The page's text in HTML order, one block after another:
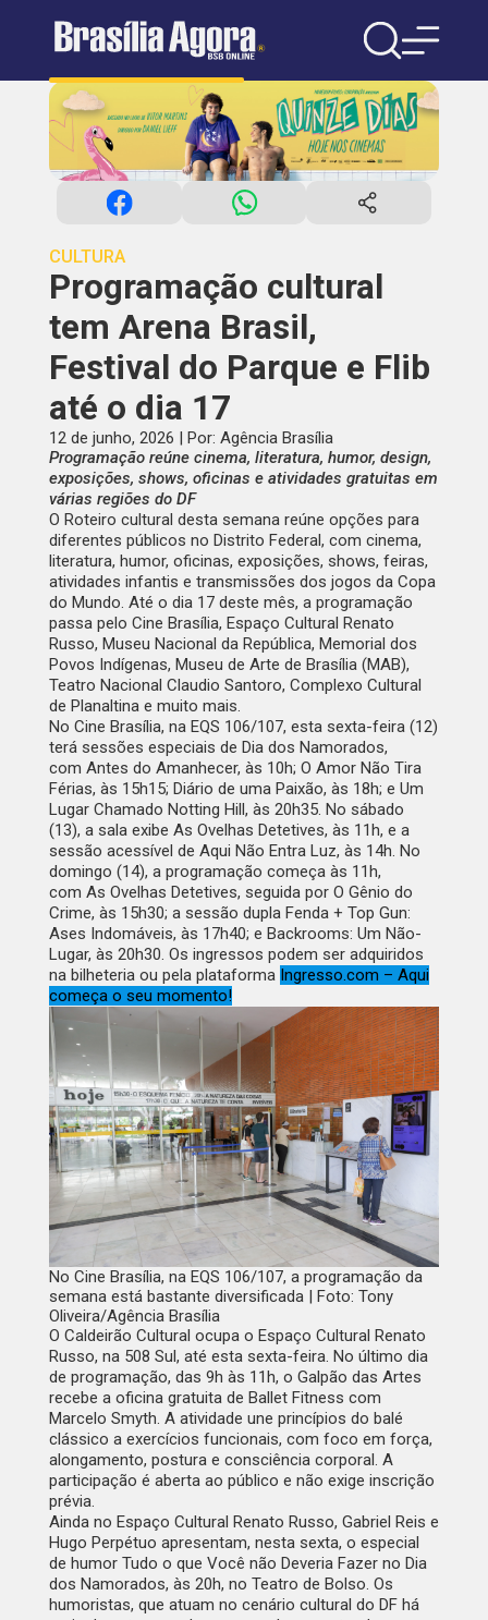
CULTURA
Programação cultural
tem Arena Brasil,
Festival do Parque e Flib
até o dia 17
12 de junho, 2026 | Por: Agência Brasília
Programação reúne cinema, literatura, humor, design,
exposições, shows, oficinas e atividades gratuitas em
várias regiões do DF
O Roteiro cultural desta semana reúne opções para
diferentes públicos no Distrito Federal, com cinema,
literatura, humor, oficinas, exposições, shows, feiras,
atividades infantis e transmissões dos jogos da Copa
do Mundo. Até o dia 17 deste mês, a programação
passa pelo Cine Brasília, Espaço Cultural Renato
Russo, Museu Nacional da República, Memorial dos
Povos Indígenas, Museu de Arte de Brasília (MAB),
Teatro Nacional Claudio Santoro, Complexo Cultural
de Planaltina e muito mais.
No Cine Brasília, na EQS 106/107, esta sexta-feira (12)
terá sessões especiais de Dia dos Namorados,
com Antes do Amanhecer, às 10h; O Amor Não Tira
Férias, às 15h15; Diário de uma Paixão, às 18h; e Um
Lugar Chamado Notting Hill , às 20h35. No sábado
(13), a sala exibe As Ovelhas Detetives, às 11h, e a
sessão acessível de Aqui Não Entra Luz, às 14h. No
domingo (14), a programação começa às 11h,
com As Ovelhas Detetives, seguida por O Gênio do
Crime, às 15h30; a sessão dupla Fenda + Top Gun:
Ases Indomáveis, às 17h40; e Backrooms: Um Não-
Lugar, às 20h30. Os ingressos podem ser adquiridos
na bilheteria ou pela plataforma Ingresso.com – Aqui
começa o seu momento!
No Cine Brasília, na EQS 106/107, a programação da
semana está bastante diversificada | Foto: Tony
Oliveira/Agência Brasília
O Caldeirão Cultural ocupa o Espaço Cultural Renato
Russo, na 508 Sul, até esta sexta-feira. No último dia
de programação, das 9h às 11h, o Galpão das Artes
recebe a oficina gratuita de Ballet Fitness com
Marcelo Smyth. A atividade une princípios do balé
clássico a exercícios funcionais, com foco em força,
alongamento, postura e consciência corporal. A
participação é aberta ao público e não exige inscrição
prévia.
Ainda no Espaço Cultural Renato Russo, Gabriel Reis e
Hugo Perpétuo apresentam, nesta sexta, o especial
de humor Tudo o que Você não Deveria Fazer no Dia
dos Namorados, às 20h, no Teatro de Bolso. Os
humoristas, que atuam no cenário cultural do DF há